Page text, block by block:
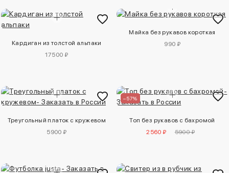
Кардиган из толстой альпаки
17500 ₽
Майка без рукавов короткая
990 ₽
Треугольный платок с кружевом
5900 ₽
–57%
Топ без рукавов с бахромой
2560 ₽
5900 ₽